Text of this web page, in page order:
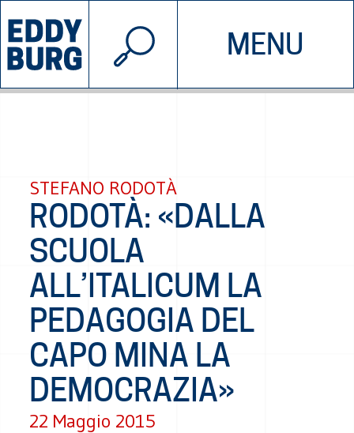
MENU
INIZIATIVE CHI SIAMO
© 2026 EDDYBURG
STEFANO RODOTÀ
RODOTÀ: «DALLA
SCUOLA
ALL’ITALICUM LA
PEDAGOGIA DEL
CAPO MINA LA
DEMOCRAZIA»
22 Maggio 2015